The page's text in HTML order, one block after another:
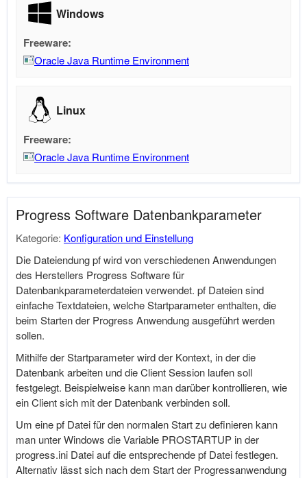
Windows
Freeware:
Oracle Java Runtime Environment
Linux
Freeware:
Oracle Java Runtime Environment
Progress Software Datenbankparameter
Kategorie: Konfiguration und Einstellung
Die Dateiendung pf wird von verschiedenen Anwendungen
des Herstellers Progress Software für
Datenbankparameterdateien verwendet. pf Dateien sind
einfache Textdateien, welche Startparameter enthalten, die
beim Starten der Progress Anwendung ausgeführt werden
sollen.
Mithilfe der Startparameter wird der Kontext, in der die
Datenbank arbeiten und die Client Session laufen soll
festgelegt. Beispielweise kann man darüber kontrollieren, wie
ein Client sich mit der Datenbank verbinden soll.
Um eine pf Datei für den normalen Start zu definieren kann
man unter Windows die Variable PROSTARTUP in der
progress.ini Datei auf die entsprechende pf Datei festlegen.
Alternativ lässt sich nach dem Start der Progressanwendung